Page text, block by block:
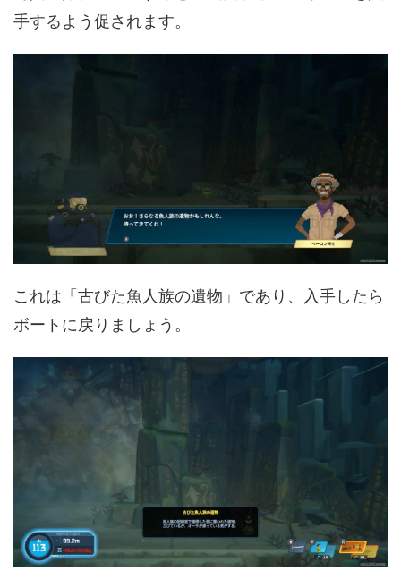
手するよう促されます。
これは「古びた魚人族の遺物」であり、入手したら
ボートに戻りましょう。